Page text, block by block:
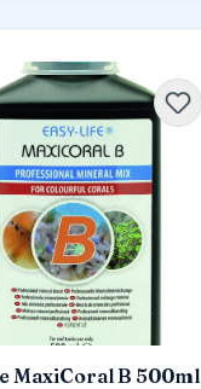
MaxiCoral B 500ml